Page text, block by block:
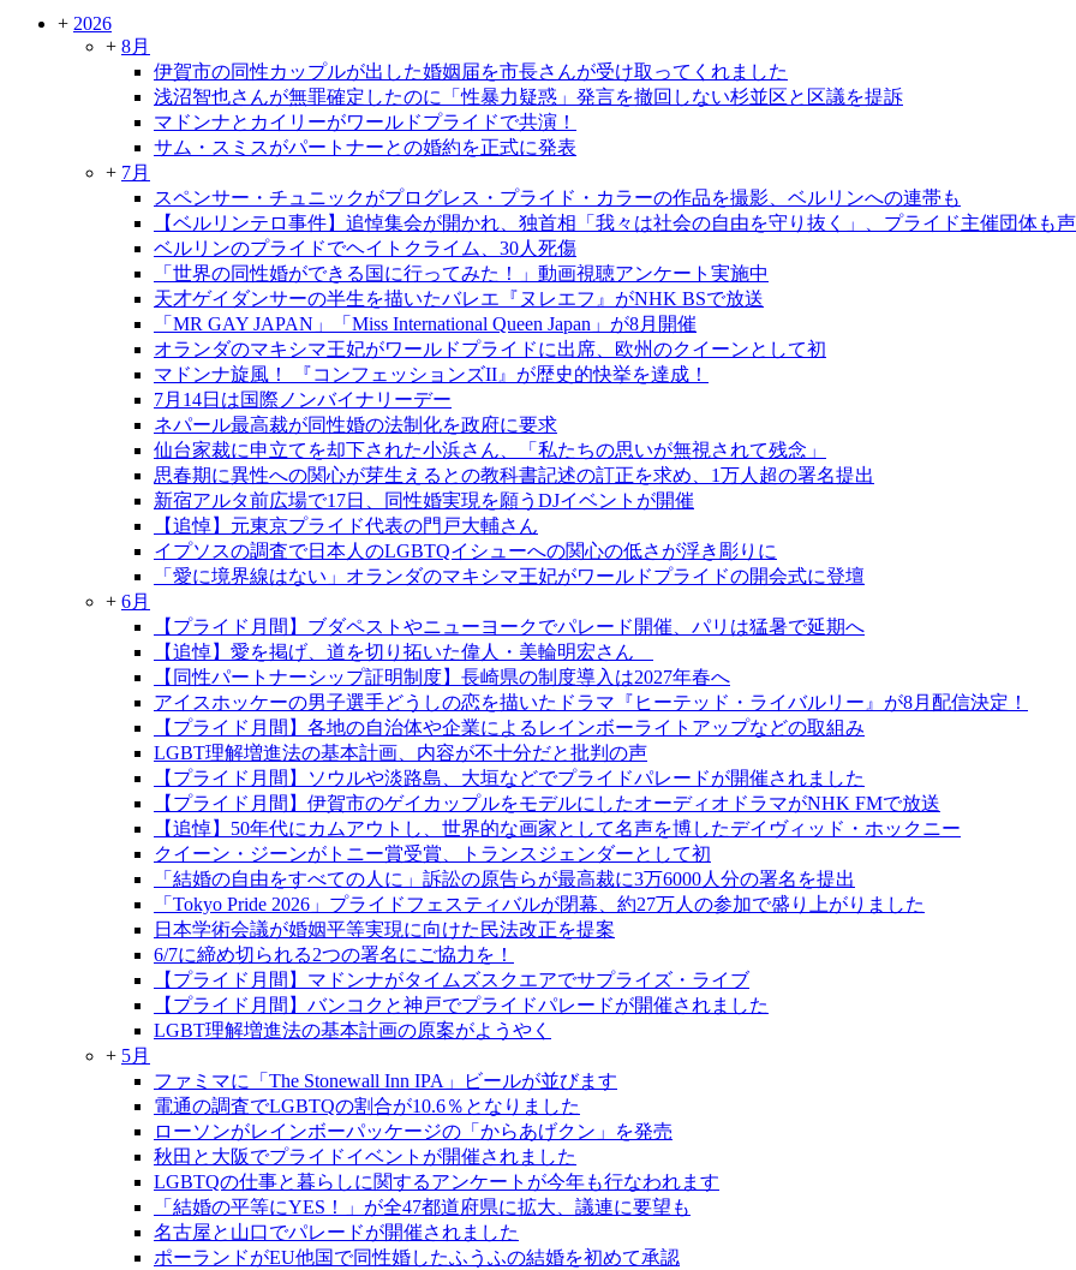
+ 2026
+ 8月
伊賀市の同性カップルが出した婚姻届を市長さんが受け取ってくれました
浅沼智也さんが無罪確定したのに「性暴力疑惑」発言を撤回しない杉並区と区議を提訴
マドンナとカイリーがワールドプライドで共演！
サム・スミスがパートナーとの婚約を正式に発表
+ 7月
スペンサー・チュニックがプログレス・プライド・カラーの作品を撮影、ベルリンへの連帯も
【ベルリンテロ事件】追悼集会が開かれ、独首相「我々は社会の自由を守り抜く」、プライド主催団体も
ベルリンのプライドでヘイトクライム、30人死傷
「世界の同性婚ができる国に行ってみた！」動画視聴アンケート実施中
天才ゲイダンサーの半生を描いたバレエ『ヌレエフ』がNHK BSで放送
「MR GAY JAPAN」「Miss International Queen Japan」が8月開催
オランダのマキシマ王妃がワールドプライドに出席、欧州のクイーンとして初
マドンナ旋風！ 『コンフェッションズII』が歴史的快挙を達成！
7月14日は国際ノンバイナリーデー
ネパール最高裁が同性婚の法制化を政府に要求
仙台家裁に申立てを却下された小浜さん、「私たちの思いが無視されて残念」
思春期に異性への関心が芽生えるとの教科書記述の訂正を求め、1万人超の署名提出
新宿アルタ前広場で17日、同性婚実現を願うDJイベントが開催
【追悼】元東京プライド代表の門戸大輔さん
イプソスの調査で日本人のLGBTQイシューへの関心の低さが浮き彫りに
「愛に境界線はない」オランダのマキシマ王妃がワールドプライドの開会式に登壇
+ 6月
【プライド月間】ブダペストやニューヨークでパレード開催、パリは猛暑で延期へ
【追悼】愛を掲げ、道を切り拓いた偉人・美輪明宏さん
【同性パートナーシップ証明制度】長崎県の制度導入は2027年春へ
アイスホッケーの男子選手どうしの恋を描いたドラマ『ヒーテッド・ライバルリー』が8月配信決定！
【プライド月間】各地の自治体や企業によるレインボーライトアップなどの取組み
LGBT理解増進法の基本計画、内容が不十分だと批判の声
【プライド月間】ソウルや淡路島、大垣などでプライドパレードが開催されました
【プライド月間】伊賀市のゲイカップルをモデルにしたオーディオドラマがNHK FMで放送
【追悼】50年代にカムアウトし、世界的な画家として名声を博したデイヴィッド・ホックニー
クイーン・ジーンがトニー賞受賞、トランスジェンダーとして初
「結婚の自由をすべての人に」訴訟の原告らが最高裁に3万6000人分の署名を提出
「Tokyo Pride 2026」プライドフェスティバルが閉幕、約27万人の参加で盛り上がりました
日本学術会議が婚姻平等実現に向けた民法改正を提案
6/7に締め切られる2つの署名にご協力を！
【プライド月間】マドンナがタイムズスクエアでサプライズ・ライブ
【プライド月間】バンコクと神戸でプライドパレードが開催されました
LGBT理解増進法の基本計画の原案がようやく
+ 5月
ファミマに「The Stonewall Inn IPA」ビールが並びます
電通の調査でLGBTQの割合が10.6％となりました
ローソンがレインボーパッケージの「からあげクン」を発売
秋田と大阪でプライドイベントが開催されました
LGBTQの仕事と暮らしに関するアンケートが今年も行なわれます
「結婚の平等にYES！」が全47都道府県に拡大、議連に要望も
名古屋と山口でパレードが開催されました
ポーランドがEU他国で同性婚したふうふの結婚を初めて承認